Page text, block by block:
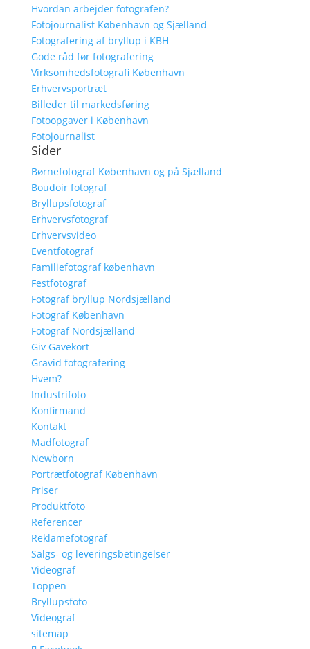
Hvordan arbejder fotografen?
Fotojournalist København og Sjælland
Fotografering af bryllup i KBH
Gode råd før fotografering
Virksomhedsfotografi København
Erhvervsportræt
Billeder til markedsføring
Fotoopgaver i København
Fotojournalist
Sider
Børnefotograf København og på Sjælland
Boudoir fotograf
Bryllupsfotograf
Erhvervsfotograf
Erhvervsvideo
Eventfotograf
Familiefotograf københavn
Festfotograf
Fotograf bryllup Nordsjælland
Fotograf København
Fotograf Nordsjælland
Giv Gavekort
Gravid fotografering
Hvem?
Industrifoto
Konfirmand
Kontakt
Madfotograf
Newborn
Portrætfotograf København
Priser
Produktfoto
Referencer
Reklamefotograf
Salgs- og leveringsbetingelser
Videograf
Toppen
Bryllupsfoto
Videograf
sitemap